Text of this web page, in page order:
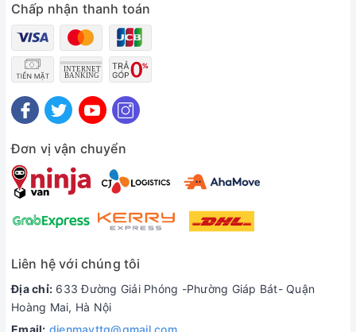
Chấp nhận thanh toán
Đơn vị vận chuyển
Liên hệ với chúng tôi
Địa chỉ: 633 Đường Giải Phóng -Phường Giáp Bát- Quận
Hoàng Mai, Hà Nội
Email: dienmayttg@gmail.com